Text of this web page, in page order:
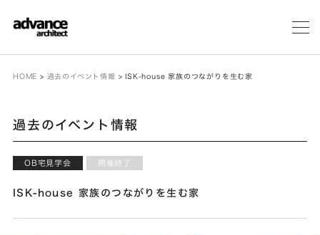
メ
HOME > 過去のイベント情報 > ISK-house 家族のつながりを生む家
過去のイベント情報
OB宅見学会 開催終了
ISK-house 家族のつながりを生む家